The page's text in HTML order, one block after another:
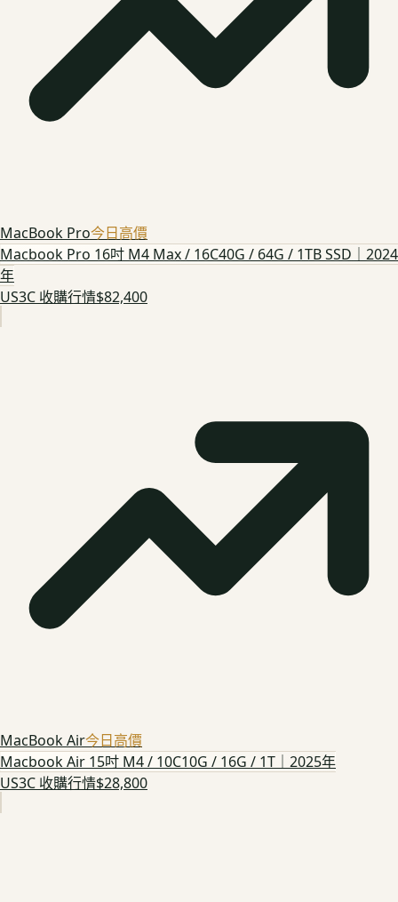
MacBook Pro今日高價
Macbook Pro 16吋 M4 Max / 16C40G / 64G / 1TB SSD｜2024
年
US3C 收購行情$82,400
MacBook Air今日高價
Macbook Air 15吋 M4 / 10C10G / 16G / 1T｜2025年
US3C 收購行情$28,800